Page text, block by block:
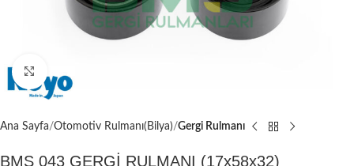
Ana Sayfa Otomotiv Rulmanı(Bilya) Gergi Rulmanı
BMS 043 GERGİ RULMANI (17x58x32)